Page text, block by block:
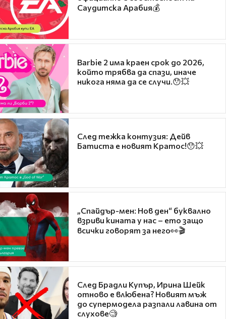
Саудитска Арабия💰
Barbie 2 има краен срок до 2026,
който трябва да спази, иначе
никога няма да се случи.😯💥
След тежка контузия: Дейв
Батиста е новият Кратос!😯💥
„Спайдър-мен: Нов ден“ буквално
взриви кината у нас – ето защо
всички говорят за него👀🎬
След Брадли Купър, Ирина Шейк
отново е влюбена? Новият мъж
до супермодела разпали лавина от
слухове🧐